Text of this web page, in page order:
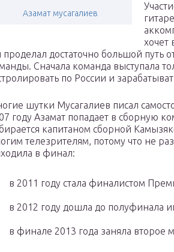
Азамат мусагалиев
хочет
достаточно большой путь
Сначала команда выступала
по России и
шутки Мусагалиев писал
году Азамат попадает в сборную
капитаном сборной
телезрителям, потому что не
в финал:
в 2011 году стала финалистом
в 2012 году дошла до полуфинала
в финале 2013 года заняла второе